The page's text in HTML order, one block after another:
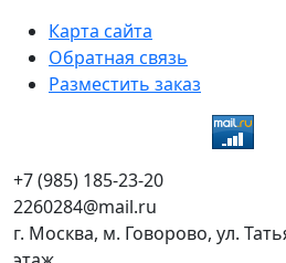
Карта сайта
Обратная связь
Разместить заказ
+7 (985) 185-23-20
2260284@mail.ru
г. Москва, м. Говорово, ул.